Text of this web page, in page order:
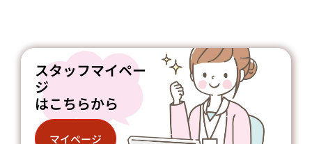
スタッフマイペー
ジ
はこちらから
マイページ